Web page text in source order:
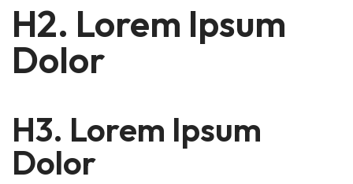
H2. Lorem Ipsum
Dolor
H3. Lorem Ipsum
Dolor